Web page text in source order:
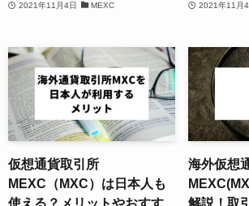
2021年11月4日 MEXC 2021年11月4
仮想通貨取引所
MEXC（MXC）は日本人も
使える？メリットやおすす
海外仮想
解説！取